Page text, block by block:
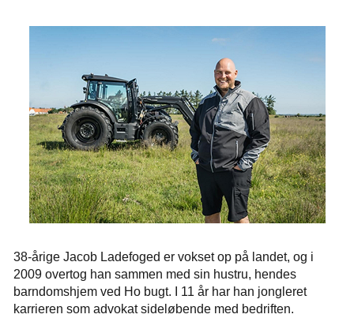
38-årige Jacob Ladefoged er vokset op på landet, og i
2009 overtog han sammen med sin hustru, hendes
barndomshjem ved Ho bugt. I 11 år har han jongleret
karrieren som advokat sideløbende med bedriften.